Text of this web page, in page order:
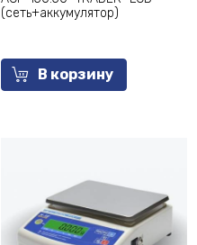
(сеть+аккумулятор)
В корзину